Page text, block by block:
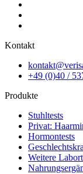
Kontakt
+49 (0)40 /
Produkte
Stuhltests
Privat:
Hormontests
Weitere